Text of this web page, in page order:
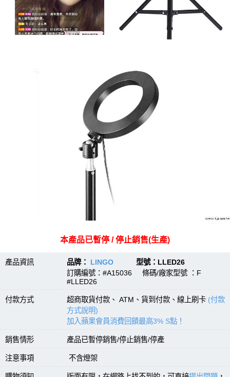
本產品已暫停 / 停止銷售(生產)
產品資訊 品牌： LINGO 型號：LLED26
訂購編號：#A15036 條碼/廠家型號 ：F
#LLED26
付款方式 超商取貨付款、 ATM、貨到付款、線上刷卡 (付款
方式說明)
加入蘋果會員消費回饋最高3% S點！
銷售情形 產品已暫停銷售/停止銷售/停產
注意事項 不含燈架